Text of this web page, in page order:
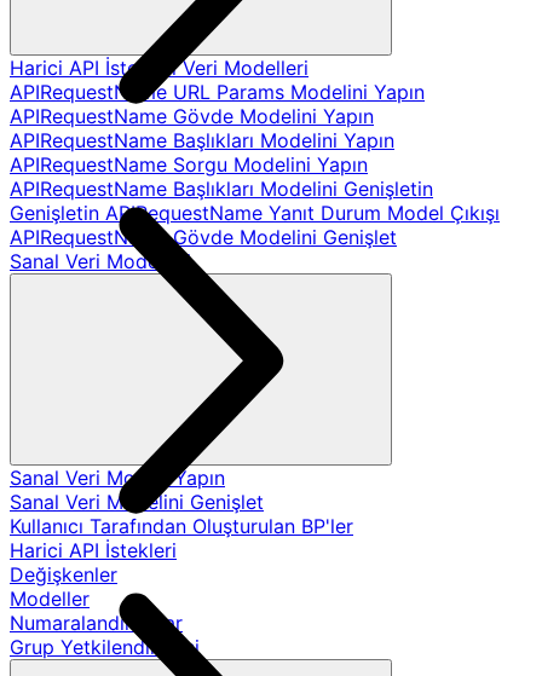
Harici API İstekleri Veri Modelleri
APIRequestName URL Params Modelini Yapın
APIRequestName Gövde Modelini Yapın
APIRequestName Başlıkları Modelini Yapın
APIRequestName Sorgu Modelini Yapın
APIRequestName Başlıkları Modelini Genişletin
Genişletin APIRequestName Yanıt Durum Model Çıkışı
APIRequestName Gövde Modelini Genişlet
Sanal Veri Modelleri
Sanal Veri Modeli Yapın
Sanal Veri Modelini Genişlet
Kullanıcı Tarafından Oluşturulan BP'ler
Harici API İstekleri
Değişkenler
Modeller
Numaralandırmalar
Grup Yetkilendirmesi